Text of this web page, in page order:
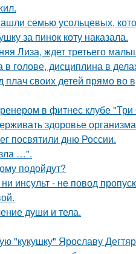
семью усольцевых,
за пинок коту наказала.
Лиза, ждет третьего
голове, дисциплина в
своих детей прямо во
в фитнес клубе
здоровье
посвятили дню России.
…".
подойдут?
инсульт - не повод
души и тела.
"кукушку" Ярославу